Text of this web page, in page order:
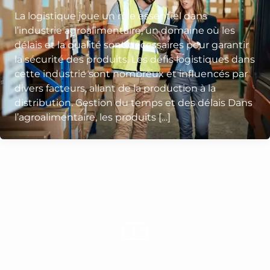
La logistique joue un rôle essentiel dans
l’industrie agroalimentaire, un domaine où les
délais et la qualité sont nécessaires pour garantir
la sécurité des produits. Les défis logistiques dans
cette industrie sont nombreux et influencés par
divers facteurs, allant de la production à la
distribution. Gestion du temps et des délais Dans
l’agroalimentaire, les produits […]